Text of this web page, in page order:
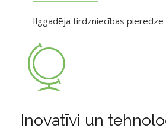
Ilggadēja tirdzniecības
Inovatīvi un